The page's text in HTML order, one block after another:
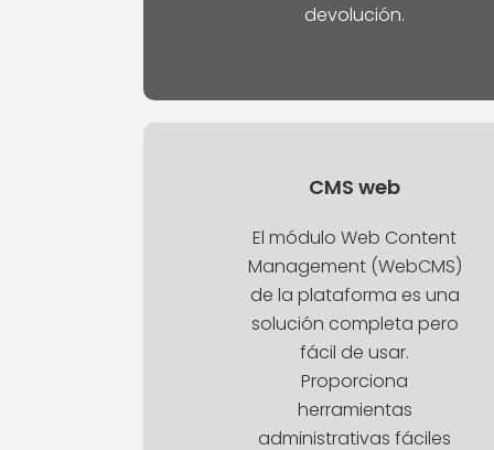
devolución.
CMS web
El módulo Web Content
Management (WebCMS)
de la plataforma es una
solución completa pero
fácil de usar.
Proporciona
herramientas
administrativas fáciles